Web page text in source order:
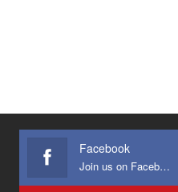
Facebook
Join us on Facebook